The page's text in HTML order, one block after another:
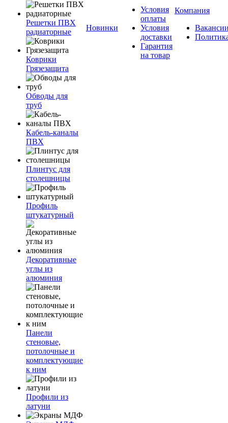
Решетки ПВХ
радиаторные
Коврики
Грязезащита
Обводы для
труб
Кабель-каналы
ПВХ
Плинтус для
столешницы
Профиль
штукатурный
Декоративные
углы из
алюминия
Панели
стеновые,
потолочные и
комплектующие
к ним
Профили из
латуни
Новинки
Условия
оплаты
Условия
доставки
Гарантия
на товар
Компания